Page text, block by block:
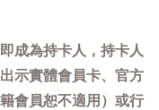
成為持卡人，持卡人
示實體會員卡、官方
會員恕不適用）或行